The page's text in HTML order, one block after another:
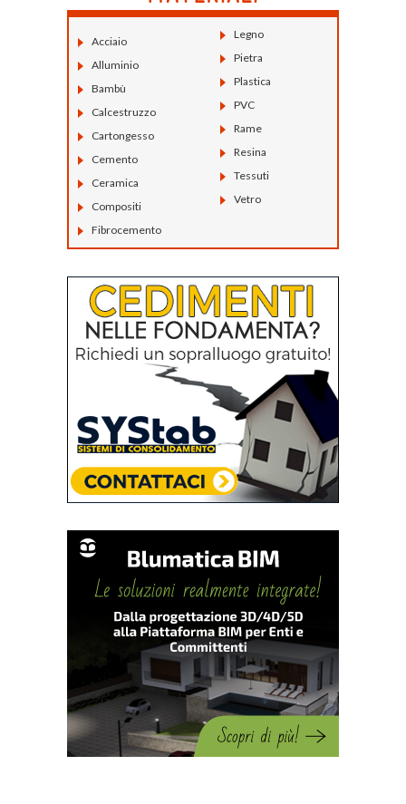
Acciaio
Alluminio
Bambù
Calcestruzzo
Cartongesso
Cemento
Ceramica
Compositi
Fibrocemento
Legno
Pietra
Plastica
PVC
Rame
Resina
Tessuti
Vetro